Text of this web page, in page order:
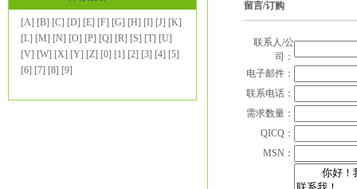
[A] [B] [C] [D] [E] [F] [G] [H] [I] [J] [K]
[L] [M] [N] [O] [P] [Q] [R] [S] [T] [U]
[V] [W] [X] [Y] [Z] [0] [1] [2] [3] [4] [5]
[6] [7] [8] [9]
留言/订购
联系人/公
司：
电子邮件：
联系电话：
需求数量：
QICQ：
MSN：